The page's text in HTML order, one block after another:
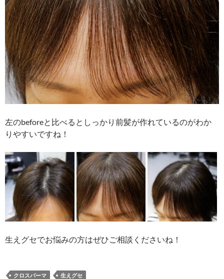
左のbeforeと比べるとしっかり前髪が作れているのがわか
りやすいですね！
生えグセでお悩みの方はぜひご相談くださいね！
クロスパーマ 生えグセ